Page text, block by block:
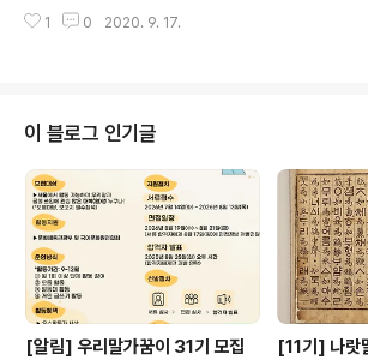
환경을 매우 어지럽히고 있다. 영어를 직역하는 버릇 때문
더 자연스러워졌으며 일식집 차림표에도 그렇게 적힌다.
시’라 부르고 있다. 생선회를 마련하는 동안, 우선 배고픔을
면하라고 간단히 내주는 음식을 그렇게 부르는 모양이다.
그러나 ‘고추냉이’를 찾아내어 ‘와사비’를 없앴듯이 이 말
또한 우리말로 바꿀 수 있다. 우리말 사전을 살펴보면 ‘초
(初)-다짐’이 있다. “정식으로 식사를 하기 전에 요기나 입
가심으로 음식을 ..
1 0 2020. 9. 17.
이 블로그 인기글
[알림] 우리말가꿈이 31기 모집
[11기] 나랏